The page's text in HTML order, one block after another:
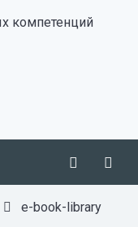
компетенций
e-book-library